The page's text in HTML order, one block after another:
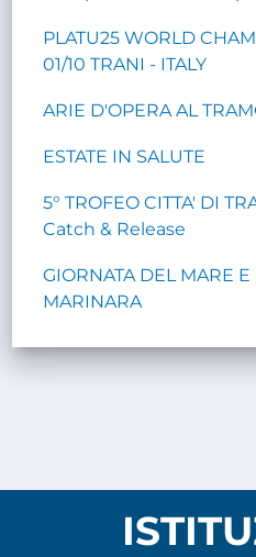
PLATU25 WORLD
01/10 TRANI - ITALY
ARIE D'OPERA AL
ESTATE IN SALUTE
5° TROFEO CITTA' DI
Catch & Release
GIORNATA DEL MARE
MARINARA